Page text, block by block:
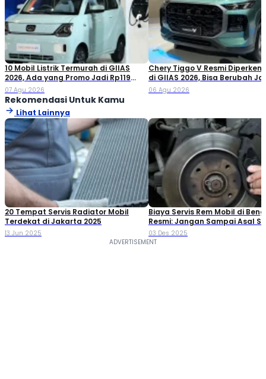
10 Mobil Listrik Termurah di GIIAS
2026, Ada yang Promo Jadi Rp119
Jutaan!
07 Agu 2026
Chery Tiggo V Resmi
di GIIAS 2026, Bisa Berubah
Double Cabin
06 Agu 2026
Rekomendasi Untuk Kamu
Lihat Lainnya
20 Tempat Servis Radiator Mobil
Terdekat​ di Jakarta 2025
13 Jun 2025
Biaya Servis Rem Mobil di
Resmi: Jangan Sampai Asal
03 Des 2025